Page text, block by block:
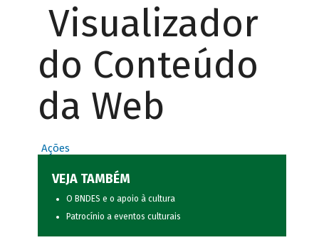
Visualizador
do Conteúdo
da Web
Ações
VEJA TAMBÉM
O BNDES e o apoio à cultura
Patrocínio a eventos culturais